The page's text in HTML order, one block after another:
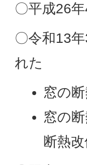
〇平成26
〇令和13
れた
窓の
窓の
断熱